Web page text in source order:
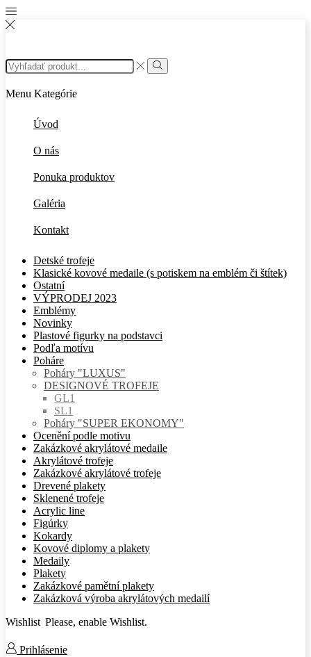
Menu Kategórie
Úvod
O nás
Ponuka produktov
Galéria
Kontakt
Detské trofeje
Klasické kovové medaile (s potiskem na emblém či štítek)
Ostatní
VÝPRODEJ 2023
Emblémy
Novinky
Plastové figurky na podstavci
Podľa motívu
Poháre
Poháry "LUXUS"
DESIGNOVÉ TROFEJE
GL1
SL1
Poháry "SUPER EKONOMY"
Ocenění podle motivu
Zakázkové akrylátové medaile
Akrylátové trofeje
Zakázkové akrylátové trofeje
Drevené plakety
Sklenené trofeje
Acrylic line
Figúrky
Kokardy
Kovové diplomy a plakety
Medaily
Plakety
Zakázkové pamětní plakety
Zakázková výroba akrylátových medailí
Wishlist Please, enable Wishlist.
Prihlásenie